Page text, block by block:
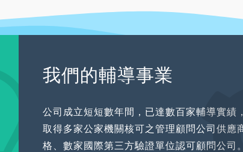
我們的輔導事業
公司成立短短數年間，已達數百家輔導實績
取得多家公家機關核可之管理顧問公司供應
格、數家國際第三方驗證單位認可顧問公司。